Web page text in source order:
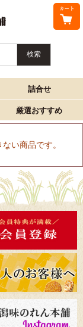
詰合せ
厳選おすすめ
い商品です。